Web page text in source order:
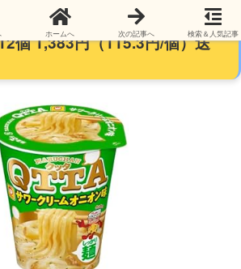
プ麺 QTTA サワークリームオ
個 1,383円（115.3円/個）送
ホームへ 次の記事へ 検索＆人気記事